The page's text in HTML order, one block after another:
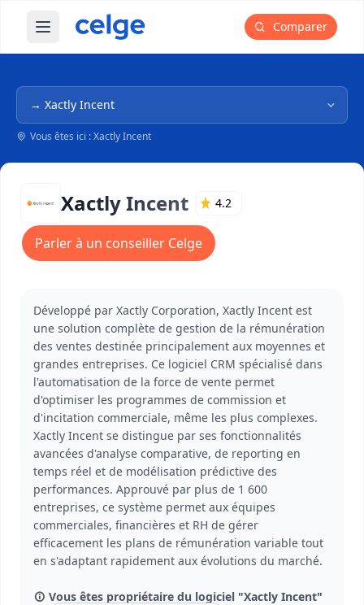
Ouvrir le menu principal Comparer
Navigation dans l'arborescence
Vous êtes ici : Xactly Incent
Xactly Incent 4.2
Parler à un conseiller Celge
Développé par Xactly Corporation, Xactly Incent est
une solution complète de gestion de la rémunération
des ventes destinée principalement aux moyennes et
grandes entreprises. Ce logiciel CRM spécialisé dans
l'automatisation de la force de vente permet
d'optimiser les programmes de commission et
d'incitation commerciale, même les plus complexes.
Xactly Incent se distingue par ses fonctionnalités
avancées d'analyse comparative, de reporting en
temps réel et de modélisation prédictive des
performances. Approuvé par plus de 1 600
entreprises, ce système permet aux équipes
commerciales, financières et RH de gérer
efficacement les plans de rémunération variable tout
en s'adaptant rapidement aux évolutions du marché.
Vous êtes propriétaire du logiciel "Xactly Incent"